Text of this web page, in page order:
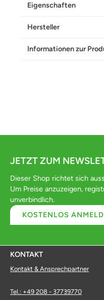
Eigenschaften
Hersteller
Informationen zur
JETZT ZUM
Dieser Shop richtet sich
Um Preise anzuzeigen,
unverbindlich.
KOSTENLOS
KONTAKT
Kontakt & Ansprechpartner
Tel.: +49 208 - 37739770